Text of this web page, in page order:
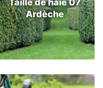
Taille de haie 07
Ardèche